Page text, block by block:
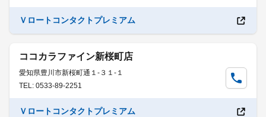
Ｖロートコンタクトプレミアム
ココカラファイン新桜町店
愛知県豊川市新桜町通１-３１-１
TEL: 0533-89-2251
Ｖロートコンタクトプレミアム